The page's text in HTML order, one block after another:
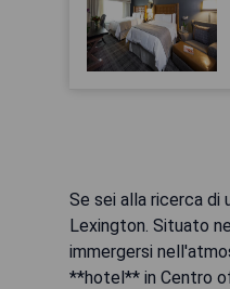
Se sei alla ricerca di
Lexington. Situato
immergersi
**hotel** in Centro